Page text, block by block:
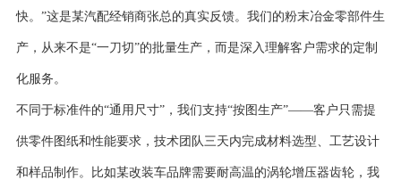
快。”这是某汽配经销商张总的真实反馈。我们的粉末冶金零部件生
产，从来不是“一刀切”的批量生产，而是深入理解客户需求的定制
化服务。
不同于标准件的“通用尺寸”，我们支持“按图生产”——客户只需提
供零件图纸和性能要求，技术团队三天内完成材料选型、工艺设计
和样品制作。比如某改装车品牌需要耐高温的涡轮增压器齿轮，我